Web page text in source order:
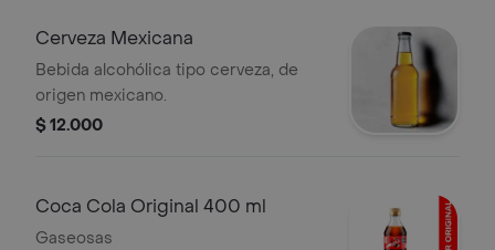
Cerveza Mexicana
Bebida alcohólica tipo cerveza, de
origen mexicano.
$ 12.000
Coca Cola Original 400 ml
Gaseosas